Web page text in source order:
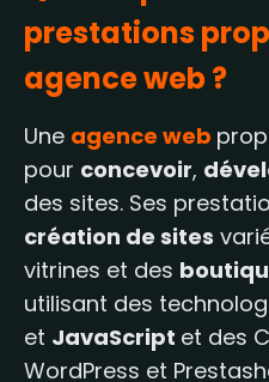
prestations
agence web ?
Une agence web
pour concevoir,
des sites. Ses
création de sites
vitrines et des
utilisant des
et JavaScript et des
WordPress et